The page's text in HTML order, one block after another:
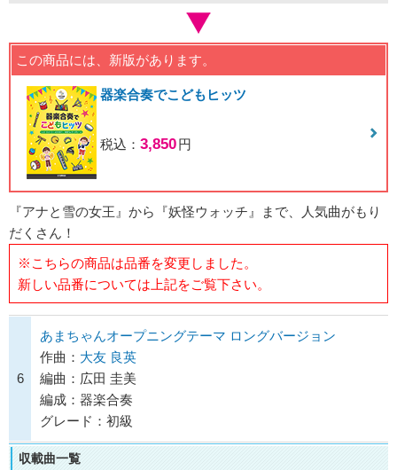
この商品には、新版があります。
器楽合奏でこどもヒッツ
税込： 3,850円
『アナと雪の女王』から『妖怪ウォッチ』まで、人気曲がもり
だくさん！
※こちらの商品は品番を変更しました。
新しい品番については上記をご覧下さい。
6
あまちゃんオープニングテーマ ロングバージョン
作曲： 大友 良英
編曲：広田 圭美
編成：器楽合奏
グレード：初級
収載曲一覧